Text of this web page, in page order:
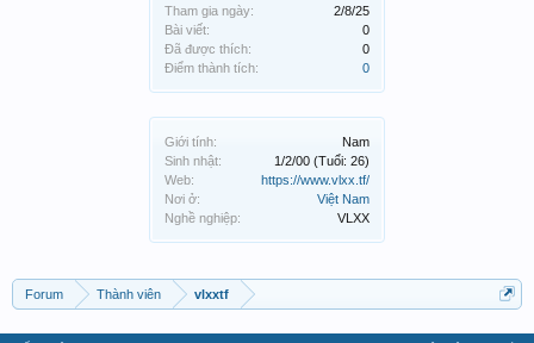
Tham gia ngày:
2/8/25
Bài viết:
0
Đã được thích:
0
Điểm thành tích:
0
Giới tính:
Nam
Sinh nhật:
1/2/00 (Tuổi: 26)
Web:
https://www.vlxx.tf/
Nơi ở:
Việt Nam
Nghề nghiệp:
VLXX
Forum Thành viên vlxxtf